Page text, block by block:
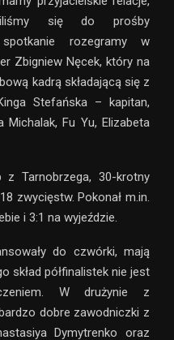
się do prośby
rozegramy w
Zbigniew Nęcek, który na
kadrą składającą się z
Stefańska – kapitan,
Michalak, Fu Yu, Elizabeta
Tarnobrzega, 30-krotny
zwycięstw. Pokonał m.in.
i 3:1 na wyjeździe.
do czwórki, mają
skład półfinalistek nie jest
W drużynie z
dobre zawodniczki z
Dymytrenko oraz